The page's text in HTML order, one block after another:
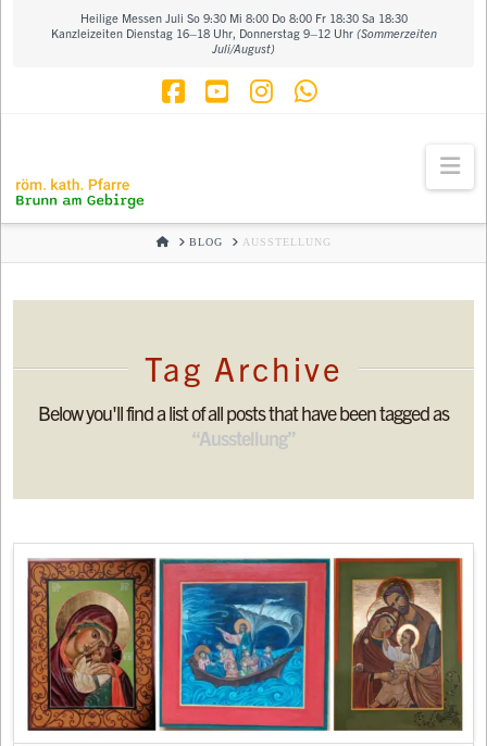
Heilige Messen Juli So 9:30 Mi 8:00 Do 8:00 Fr 18:30 Sa 18:30
Kanzleizeiten Dienstag 16–18 Uhr, Donnerstag 9–12 Uhr (Sommerzeiten
Juli/August)
HOMEBLOG AUSSTELLUNG
Tag Archive
Below you'll find a list of all posts that have been tagged as
“Ausstellung”